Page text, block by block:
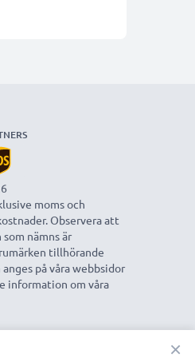
moms och
Observera att
nämns är
tillhörande
på våra webbsidor
information om våra
×